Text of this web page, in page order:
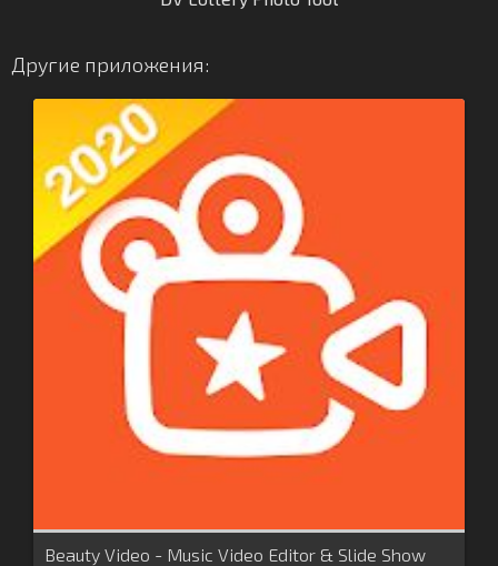
Другие приложения:
Beauty Video - Music Video Editor & Slide Show